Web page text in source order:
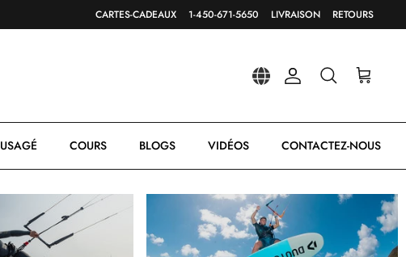
CARTES-CADEAUX 1-450-671-5650 LIVRAISON RETOURS
CompteRecherchePanier
USAGÉ COURS BLOGS VIDÉOS CONTACTEZ-NOUS